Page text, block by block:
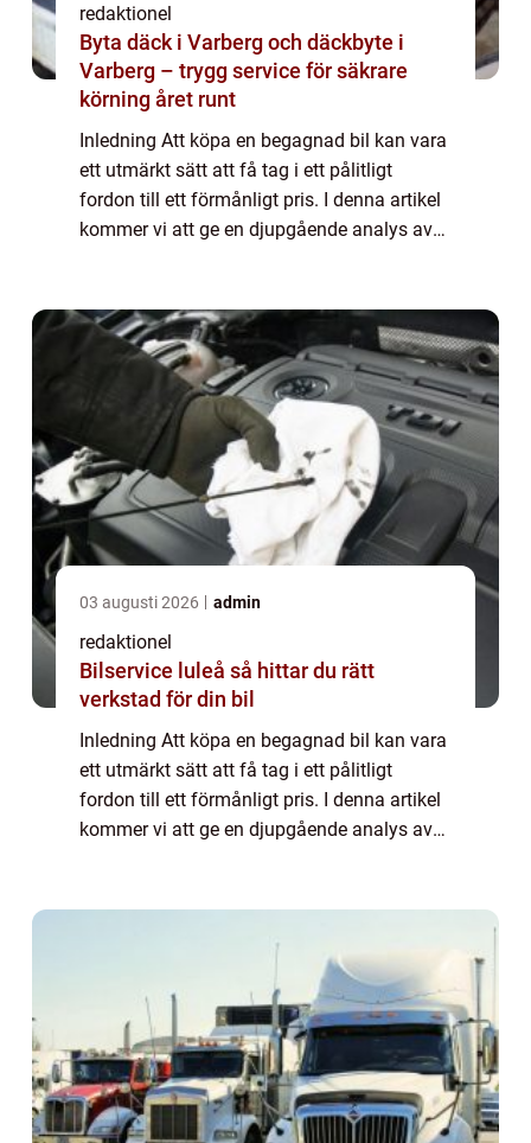
redaktionel
Byta däck i Varberg och däckbyte i
Varberg – trygg service för säkrare
körning året runt
Inledning Att köpa en begagnad bil kan vara
ett utmärkt sätt att få tag i ett pålitligt
fordon till ett förmånligt pris. I denna artikel
kommer vi att ge en djupgående analys av
03 augusti 2026 admin
redaktionel
Bilservice luleå så hittar du rätt
verkstad för din bil
Inledning Att köpa en begagnad bil kan vara
ett utmärkt sätt att få tag i ett pålitligt
fordon till ett förmånligt pris. I denna artikel
kommer vi att ge en djupgående analys av